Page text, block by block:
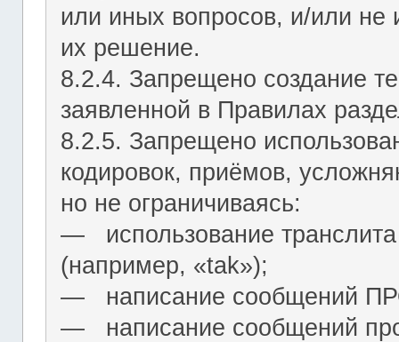
или иных вопросов, и/или
их решение.
8.2.4. Запрещено создание
заявленной в Правилах
8.2.5. Запрещено
кодировок, приёмов,
но не ограничиваясь:
― использование
(например, «tak»);
― написание сообщений
― написание сообщений